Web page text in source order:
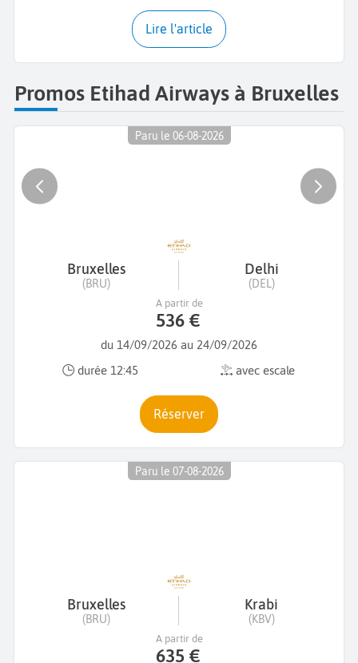
Lire l'article
Promos Etihad Airways à Bruxelles
Paru le 06-08-2026
Bruxelles
(BRU)
Delhi
(DEL)
du 14/09/2026 au 24/09/2026
durée 12:45
avec escale
A partir de
536 €
Réserver
Paru le 07-08-2026
Bruxelles
(BRU)
Krabi
(KBV)
A partir de
635 €